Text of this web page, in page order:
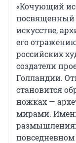
«Кочующий
посвященный
искусстве,
его
российских
создатели
Голландии.
становится
ножках —
мирами.